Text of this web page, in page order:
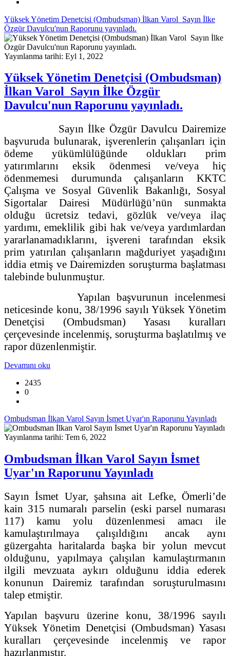
Yüksek Yönetim Denetçisi (Ombudsman) İlkan Varol Sayın İlke
Özgür Davulcu'nun Raporunu yayınladı.
Yayınlanma tarihi: Eyl 1, 2022
Yüksek Yönetim Denetçisi (Ombudsman)
İlkan Varol Sayın İlke Özgür
Davulcu'nun Raporunu yayınladı.
Sayın İlke Özgür Davulcu Dairemize
başvuruda bulunarak, işverenlerin çalışanları için
ödeme yükümlülüğünde oldukları prim
yatırımlarını eksik ödenmesi ve/veya hiç
ödenmemesi durumunda çalışanların KKTC
Çalışma ve Sosyal Güvenlik Bakanlığı, Sosyal
Sigortalar Dairesi Müdürlüğü’nün sunmakta
olduğu ücretsiz tedavi, gözlük ve/veya ilaç
yardımı, emeklilik gibi hak ve/veya yardımlardan
yararlanamadıklarını, işvereni tarafından eksik
prim yatırılan çalışanların mağduriyet yaşadığını
iddia etmiş ve Dairemizden soruşturma başlatması
talebinde bulunmuştur.
Yapılan başvurunun incelenmesi
neticesinde konu, 38/1996 sayılı Yüksek Yönetim
Denetçisi (Ombudsman) Yasası kuralları
çerçevesinde incelenmiş, soruşturma başlatılmış ve
rapor düzenlenmiştir.
Devamını oku
2435
0
Ombudsman İlkan Varol Sayın İsmet Uyar'ın Raporunu Yayınladı
Yayınlanma tarihi: Tem 6, 2022
Ombudsman İlkan Varol Sayın İsmet
Uyar'ın Raporunu Yayınladı
Sayın İsmet Uyar, şahsına ait Lefke, Ömerli’de
kain 315 numaralı parselin (eski parsel numarası
117) kamu yolu düzenlenmesi amacı ile
kamulaştırılmaya çalışıldığını ancak aynı
güzergahta haritalarda başka bir yolun mevcut
olduğunu, yapılmaya çalışılan kamulaştırmanın
ilgili mevzuata aykırı olduğunu iddia ederek
konunun Dairemiz tarafından soruşturulmasını
talep etmiştir.
Yapılan başvuru üzerine konu, 38/1996 sayılı
Yüksek Yönetim Denetçisi (Ombudsman) Yasası
kuralları çerçevesinde incelenmiş ve rapor
hazırlanmıştır.